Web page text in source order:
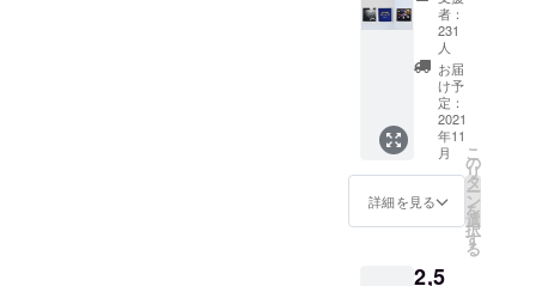
ります。 館おす
すめお
土産認
定され
ている
とメー
カーの
方から
伺いま
このお
つまみ
ズイカ
た。あ
うん堂
そのま
まの味
が、お
うちで
お湯を
注ぐだ
けで手
しめま
す。 プ
了後
セッ
ト】 携
帯に貼
りやす
いサイ
ズのス
テッ
カー3種
セット
（店頭
でも販
ロジェ
者：
231
人
お届
け予
定：
2021
年11
月
詳細を見る
こ
の
リ
タ
ー
ン
を
選
択
す
る
2,5